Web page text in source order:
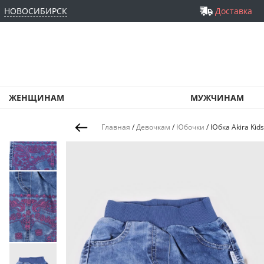
НОВОСИБИРСК Доставка
ЖЕНЩИНАМ МУЖЧИНАМ
Главная /Девочкам / Юбочки / Юбка Akira